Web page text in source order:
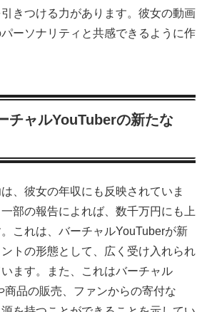
きつける力があります。彼女の動画
ーソナリティと共感できるように作
チャルYouTuberの新たな
、彼女の年収にも反映されていま
部の報告によれば、数千万円にも上
これは、バーチャルYouTuberが新
トの形態として、広く受け入れられ
ます。また、これはバーチャル
商品の販売、ファンからの寄付な